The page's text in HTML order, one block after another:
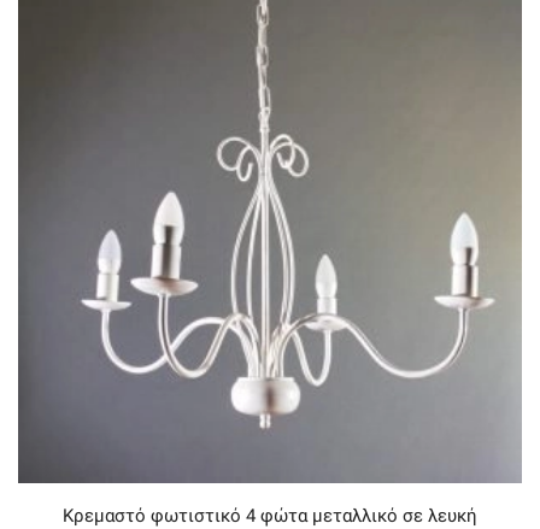
Κρεμαστό φωτιστικό 4 φώτα μεταλλικό σε λευκή